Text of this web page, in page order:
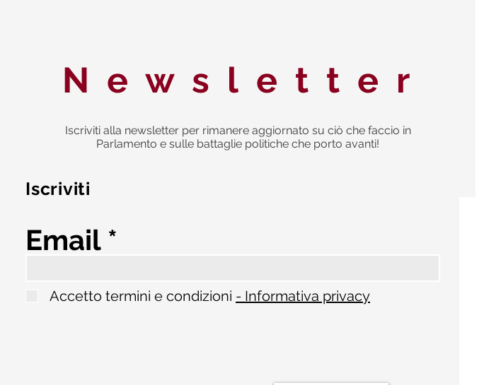
Newsletter
Iscriviti alla newsletter per rimanere aggiornato su ciò che faccio in
Parlamento e sulle battaglie politiche che porto avanti!
Iscriviti
Email
Accetto termini e condizioni - Informativa privacy